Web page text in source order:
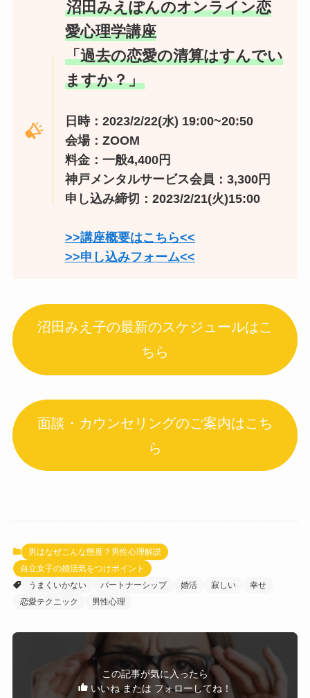
沼田みえぽんのオンライン恋
愛心理学講座
「過去の恋愛の清算はすんでい
ますか？」
日時：2023/2/22(水) 19:00~20:50
会場：ZOOM
料金：一般4,400円
神戸メンタルサービス会員：3,300円
申し込み締切：2023/2/21(火)15:00
>>講座概要はこちら<<
>>申し込みフォーム<<
沼田みえ子の最新のスケジュールはこ
ちら
面談・カウンセリングのご案内はこち
ら
男はなぜこんな態度？男性心理解説
自立女子の婚活気をつけポイント
うまくいかない
パートナーシップ 婚活 寂しい
幸せ
恋愛テクニック
男性心理
この記事が気に入ったら
いいね または フォローしてね！